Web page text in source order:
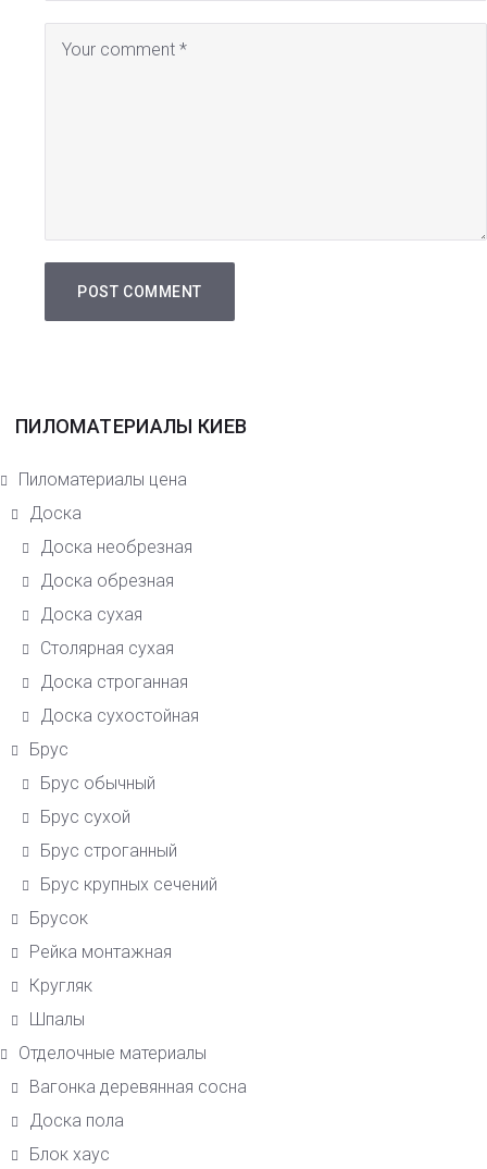
ПИЛОМАТЕРИАЛЫ КИЕВ
Пиломатериалы цена
Доска
Доска необрезная
Доска обрезная
Доска сухая
Столярная сухая
Доска строганная
Доска сухостойная
Брус
Брус обычный
Брус сухой
Брус строганный
Брус крупных сечений
Брусок
Рейка монтажная
Кругляк
Шпалы
Отделочные материалы
Вагонка деревянная сосна
Доска пола
Блок хаус